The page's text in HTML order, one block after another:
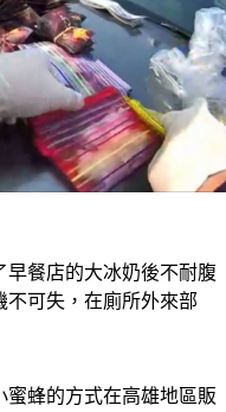
早餐店的大冰奶後不耐腹
可失，在廁所外來部
蜂的方式在高雄地區販